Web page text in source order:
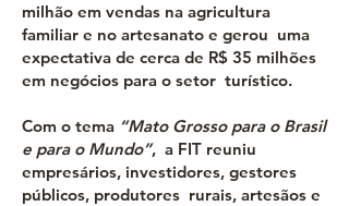
milhão em vendas na agricultura
familiar e no artesanato e gerou uma
expectativa de cerca de R$ 35 milhões
em negócios para o setor turístico.
Com o tema “Mato Grosso para o Brasil
e para o Mundo”, a FIT reuniu
empresários, investidores, gestores
públicos, produtores rurais, artesãos e